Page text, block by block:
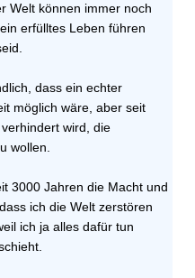
Welt können immer noch
erfülltes Leben führen
dass ein echter
möglich wäre, aber seit
wird, die
wollen.
3000 Jahren die Macht und
ich die Welt zerstören
ich ja alles dafür tun